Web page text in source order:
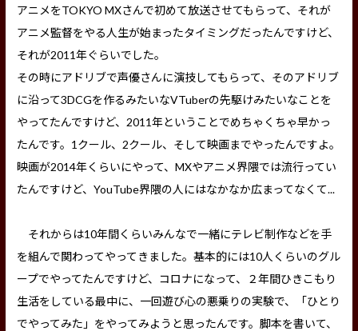
アニメをTOKYO MXさんで初めて放送させてもらって、それが
アニメ監督をやる人生が始まったタイミングだったんですけど、
それが2011年ぐらいでした。
その時にアドリブで声優さんに演技してもらって、そのアドリブ
に沿って3DCGを作るみたいなVTuberの先駆けみたいなことを
やってたんですけど、2011年ということでめちゃくちゃ早かっ
たんです。1クール、2クール、そして映画までやったんですよ。
映画が2014年くらいにやって、MXやアニメ界隈では流行ってい
たんですけど、YouTube界隈の人にはなかなか広まってなくて...
それからは10年間くらいみんなで一緒にテレビ制作などを手
を組んで関わってやってきました。基本的には10人くらいのグル
ープでやってたんですけど、コロナになって、２年間ひきこもり
生活をしている最中に、一回遊び心の悪乗りの実験で、「ひとり
でやってみた」をやってみようと思ったんです。脚本を書いて、